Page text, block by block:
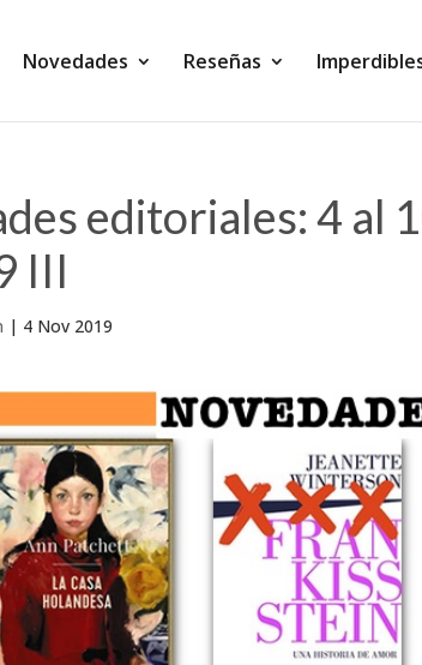
Novedades Reseñas
editoriales: 4 al
III
| 4 Nov 2019